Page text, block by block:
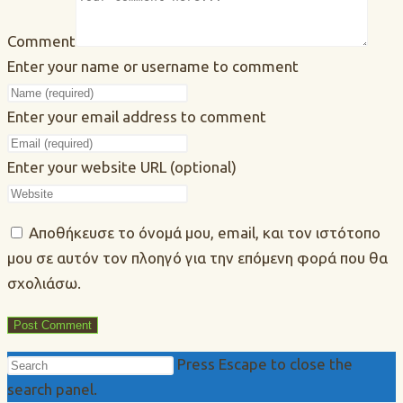
Comment
Enter your name or username to comment
Enter your email address to comment
Enter your website URL (optional)
Αποθήκευσε το όνομά μου, email, και τον ιστότοπο
μου σε αυτόν τον πλοηγό για την επόμενη φορά που θα
σχολιάσω.
Press Escape to close the
search panel.